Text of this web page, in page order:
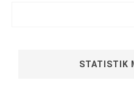
STATISTIK